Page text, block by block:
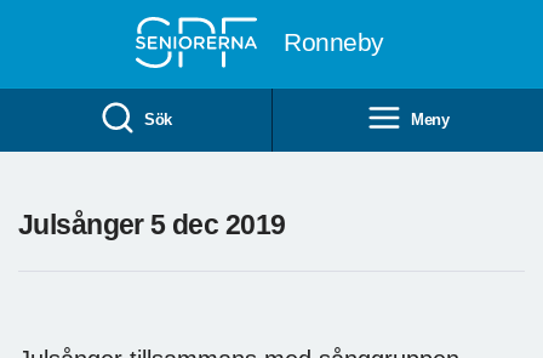
Ronneby
Sök Meny
Julsånger 5 dec 2019